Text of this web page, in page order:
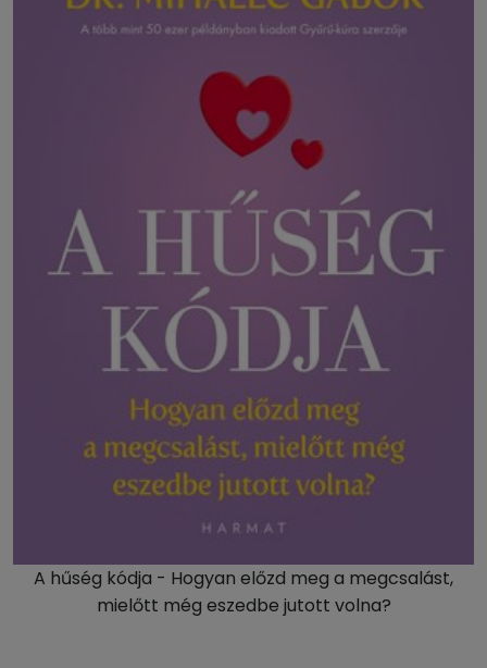
A hűség kódja - Hogyan előzd meg a megcsalást,
mielőtt még eszedbe jutott volna?